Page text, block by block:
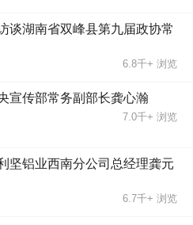
谈湖南省双峰县第九届政协常
6.8千+ 浏览
宣传部常务副部长龚心瀚
7.0千+ 浏览
坚铝业西南分公司总经理龚元
6.7千+ 浏览